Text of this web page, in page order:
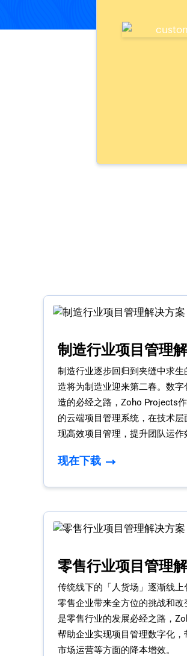
制造行业项目管理
制造行业逐步回归到夹缝中求生
造将为制造业迎来第二春。数字
造的必经之路，Zoho Projects
的云端项目管理系统，在技术
现高效项目管理，提升团队运作
现在下载
零售行业项目管理
传统线下的「人货场」逐渐线
零售企业带来全方位的挑战和改
是零售行业的发展必经之路，
帮助企业实现项目管理数字化，
市场运营等方面的降本增效。